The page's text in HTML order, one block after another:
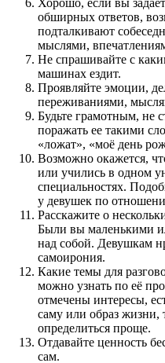
обширных ответов,
подталкивают
мыслями,
Не спрашивайте с
машинах ездит.
Проявляйте эмоции,
переживаниями,
Будьте грамотным, не
поражать ее такими
«ложат», «моё день
Возможно окажется,
или учились в одном
специальностях.
у девушек по
Расскажите о
Были вы маленькими
над собой. Девушкам
самоирония.
Какие темы для
можно узнать по её
отмечены интересы,
саму или образ жизни,
определиться проще.
Отдавайте ценность
сам.